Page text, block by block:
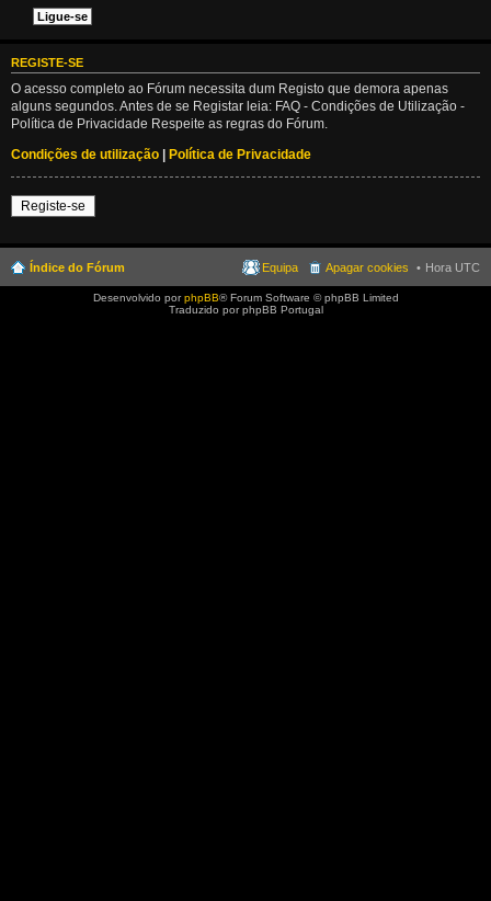
REGISTE-SE
O acesso completo ao Fórum necessita dum Registo que demora apenas
alguns segundos. Antes de se Registar leia: FAQ - Condições de Utilização -
Política de Privacidade Respeite as regras do Fórum.
Condições de utilização | Política de Privacidade
Registe-se
Índice do Fórum Hora UTC
Apagar cookies
Equipa
Desenvolvido porphpBB® Forum Software © phpBB Limited
Traduzido por phpBB Portugal